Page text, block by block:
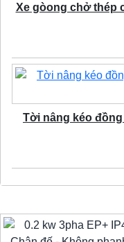
Xe gòong chở thép
Tời nâng kéo